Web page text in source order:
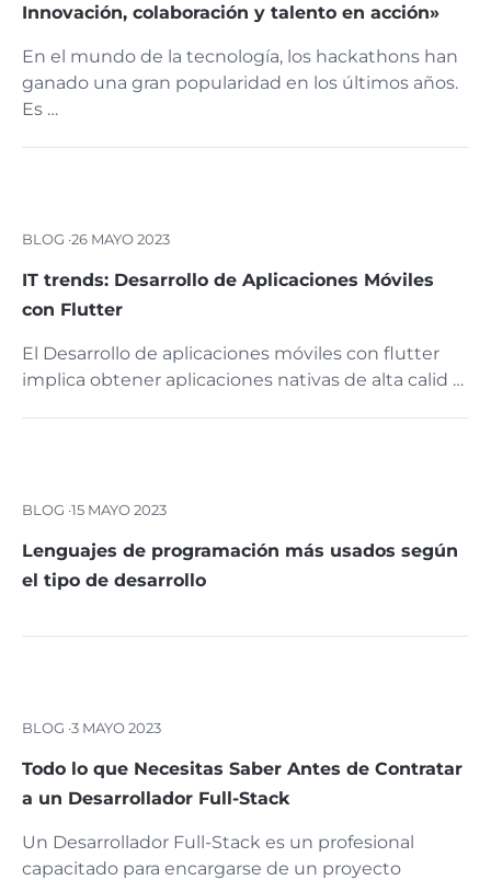
Innovación, colaboración y talento en acción»
En el mundo de la tecnología, los hackathons han
ganado una gran popularidad en los últimos años.
Es …
BLOG ·26 MAYO 2023
IT trends: Desarrollo de Aplicaciones Móviles
con Flutter
El Desarrollo de aplicaciones móviles con flutter
implica obtener aplicaciones nativas de alta calid …
BLOG ·15 MAYO 2023
Lenguajes de programación más usados según
el tipo de desarrollo
BLOG ·3 MAYO 2023
Todo lo que Necesitas Saber Antes de Contratar
a un Desarrollador Full-Stack
Un Desarrollador Full-Stack es un profesional
capacitado para encargarse de un proyecto